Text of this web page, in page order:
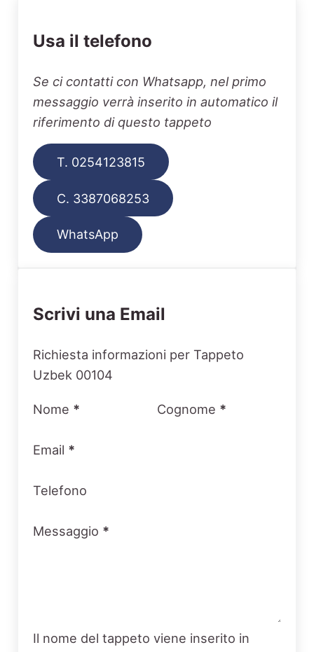
Usa il telefono
Se ci contatti con Whatsapp, nel primo
messaggio verrà inserito in automatico il
riferimento di questo tappeto
T. 0254123815
C. 3387068253
WhatsApp
Scrivi una Email
Section
Richiesta informazioni per Tappeto
Uzbek 00104
Nome * Cognome *
Email *
Telefono
Messaggio *
Il nome del tappeto viene inserito in